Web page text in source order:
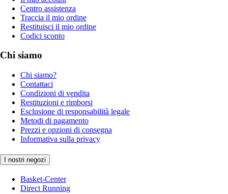
Centro assistenza
Traccia il mio ordine
Restituisci il mio ordine
Codici sconto
Chi siamo
Chi siamo?
Contattaci
Condizioni di vendita
Restituzioni e rimborsi
Esclusione di responsabilità legale
Metodi di pagamento
Prezzi e opzioni di consegna
Informativa sulla privacy
I nostri negozi
Basket-Center
Direct Running